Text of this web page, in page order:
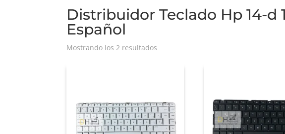
Distribuidor Teclado Hp 14-d
Español
Mostrando los 2 resultados